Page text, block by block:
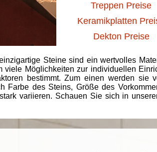
Treppen Preise
Keramikplatten
Dekton Preise
Steine sind ein wertvolles
viele Möglichkeiten zur individuellen
bestimmt. Zum einen werden sie
Farbe des Steins, Größe des
variieren. Schauen Sie sich in